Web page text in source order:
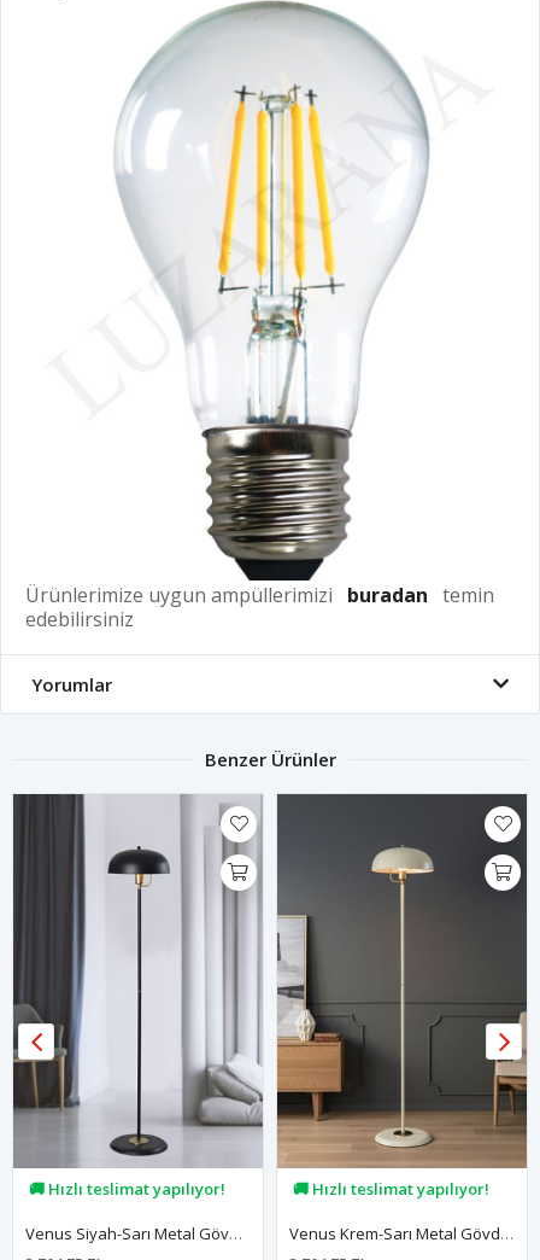
Ürünlerimize uygun ampüllerimizi buradan temin
edebilirsiniz
Yorumlar
Benzer Ürünler
🚚 Hızlı teslimat yapılıyor!
💖 63,1B kişi favoriledi!
Venus Siyah-Sarı Metal Gövde Tasarım Yerden Aydınlatma Lüx Lambader
🚚 Hızlı teslimat yapılıyor!
💖 73,3B kişi favoriledi!
Venus Krem-Sarı Metal Gövde Tasarım Yerden Aydınlatma Lüx Lambader